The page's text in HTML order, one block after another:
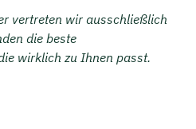
vertreten wir ausschließlich
die beste
wirklich zu Ihnen passt.